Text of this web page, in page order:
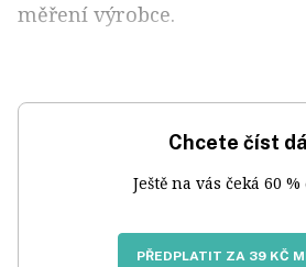
měření výrobce.
Chcete číst
Ještě na vás čeká 60
PŘEDPLATIT ZA 39 KČ